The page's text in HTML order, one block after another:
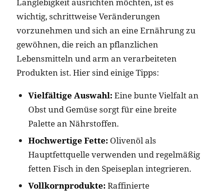
Langlebigkeit ausrichten möchten, ist es
wichtig, schrittweise Veränderungen
vorzunehmen und sich an eine Ernährung zu
gewöhnen, die reich an pflanzlichen
Lebensmitteln und arm an verarbeiteten
Produkten ist. Hier sind einige Tipps:
Vielfältige Auswahl: Eine bunte Vielfalt an
Obst und Gemüse sorgt für eine breite
Palette an Nährstoffen.
Hochwertige Fette: Olivenöl als
Hauptfettquelle verwenden und regelmäßig
fetten Fisch in den Speiseplan integrieren.
Vollkornprodukte: Raffinierte